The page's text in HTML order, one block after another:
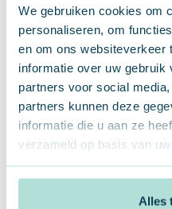
We gebruiken cookies om
personaliseren, om
en om ons websiteverkeer
informatie over uw gebruik
partners voor social
partners kunnen deze
informatie die u aan ze
verzameld op basis van
Alles
AI TRAINING
28 MEI 2026
AI in de
Rotary Hulst